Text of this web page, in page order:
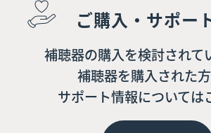
ご購入・サポー
補聴器の購入を検討されて
補聴器を購入された方
サポート情報については